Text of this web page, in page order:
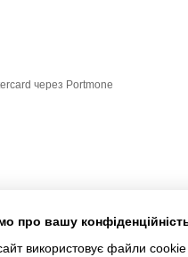
про вашу
використовує файли cookie